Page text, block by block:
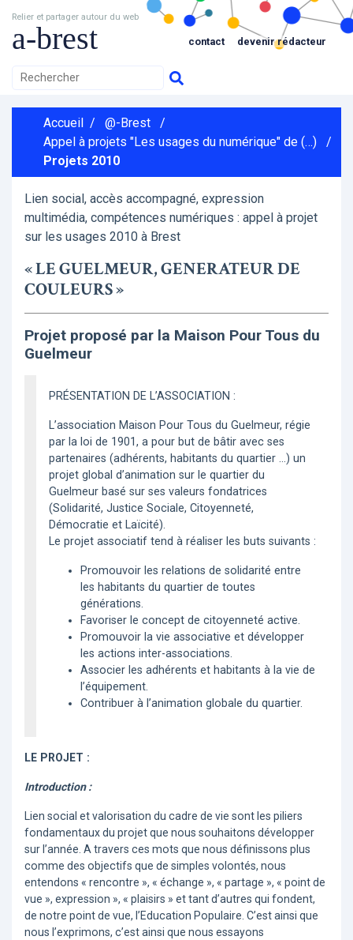
Relier et partager autour du web
a-brest contact devenir rédacteur
Accueil / @-Brest
/
Appel à projets "Les usages du numérique" de (…)
/
Projets 2010
Lien social, accès accompagné, expression
multimédia, compétences numériques : appel à projet
sur les usages 2010 à Brest
« LE GUELMEUR, GENERATEUR DE
COULEURS »
Projet proposé par la Maison Pour Tous du
Guelmeur
PRÉSENTATION DE L’ASSOCIATION :
L’association Maison Pour Tous du Guelmeur, régie
par la loi de 1901, a pour but de bâtir avec ses
partenaires (adhérents, habitants du quartier …) un
projet global d’animation sur le quartier du
Guelmeur basé sur ses valeurs fondatrices
(Solidarité, Justice Sociale, Citoyenneté,
Démocratie et Laïcité).
Le projet associatif tend à réaliser les buts suivants :
Promouvoir les relations de solidarité entre
les habitants du quartier de toutes
générations.
Favoriser le concept de citoyenneté active.
Promouvoir la vie associative et développer
les actions inter-associations.
Associer les adhérents et habitants à la vie de
l’équipement.
Contribuer à l’animation globale du quartier.
LE PROJET :
Introduction :
Lien social et valorisation du cadre de vie sont les piliers
fondamentaux du projet que nous souhaitons développer
sur l’année. A travers ces mots que nous définissons plus
comme des objectifs que de simples volontés, nous
entendons « rencontre », « échange », « partage », « point de
vue », expression », « plaisirs » et tant d’autres qui fondent,
de notre point de vue, l’Education Populaire. C’est ainsi que
nous l’exprimons, c’est ainsi que nous essayons